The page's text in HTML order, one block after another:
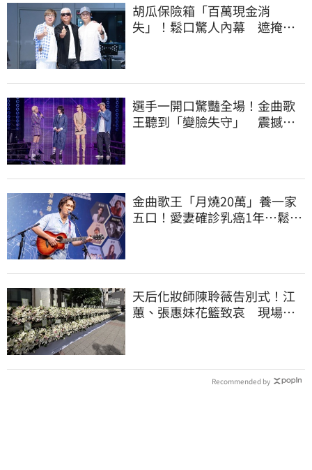
胡瓜保險箱「百萬現金消
失」！鬆口驚人內幕 遮掩滅
選手一開口驚豔全場！金曲歌
王聽到「變臉失守」 震撼畫
金曲歌王「月燒20萬」養一家
五口！愛妻確診乳癌1年…鬆口
天后化妝師陳聆薇告別式！江
蕙、張惠妹花籃致哀 現場白
Recommended by